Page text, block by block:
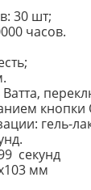
30 шт;
часов.
кнопки
гель-
секунд
мм